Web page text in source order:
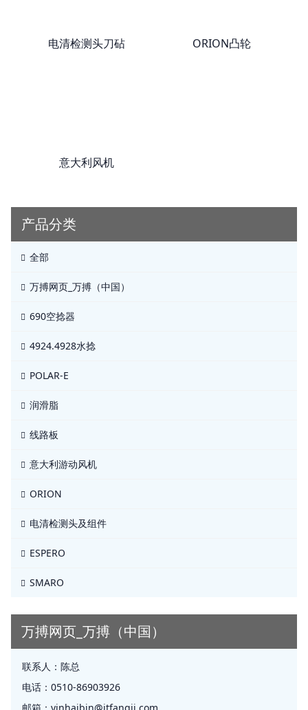
电清检测头刀砧 ORION凸轮
意大利风机
产品分类
全部
万搏网页_万搏（中国）
690空捻器
4924.4928水捻
POLAR-E
润滑脂
线路板
意大利游动风机
ORION
电清检测头及组件
ESPERO
SMARO
万搏网页_万搏（中国）
联系人： 陈总
电话： 0510-86903926